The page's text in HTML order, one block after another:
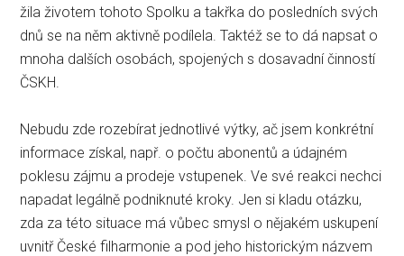
žila životem tohoto Spolku a takřka do posledních svých
dnů se na něm aktivně podílela. Taktéž se to dá napsat o
mnoha dalších osobách, spojených s dosavadní činností
ČSKH.
Nebudu zde rozebírat jednotlivé výtky, ač jsem konkrétní
informace získal, např. o počtu abonentů a údajném
poklesu zájmu a prodeje vstupenek. Ve své reakci nechci
napadat legálně podniknuté kroky. Jen si kladu otázku,
zda za této situace má vůbec smysl o nějakém uskupení
uvnitř České filharmonie a pod jeho historickým názvem